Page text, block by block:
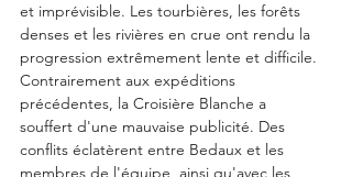
et imprévisible. Les tourbières, les forêts
denses et les rivières en crue ont rendu la
progression extrêmement lente et difficile.
Contrairement aux expéditions
précédentes, la Croisière Blanche a
souffert d'une mauvaise publicité. Des
conflits éclatèrent entre Bedaux et les
membres de l'équipe, ainsi qu'avec les